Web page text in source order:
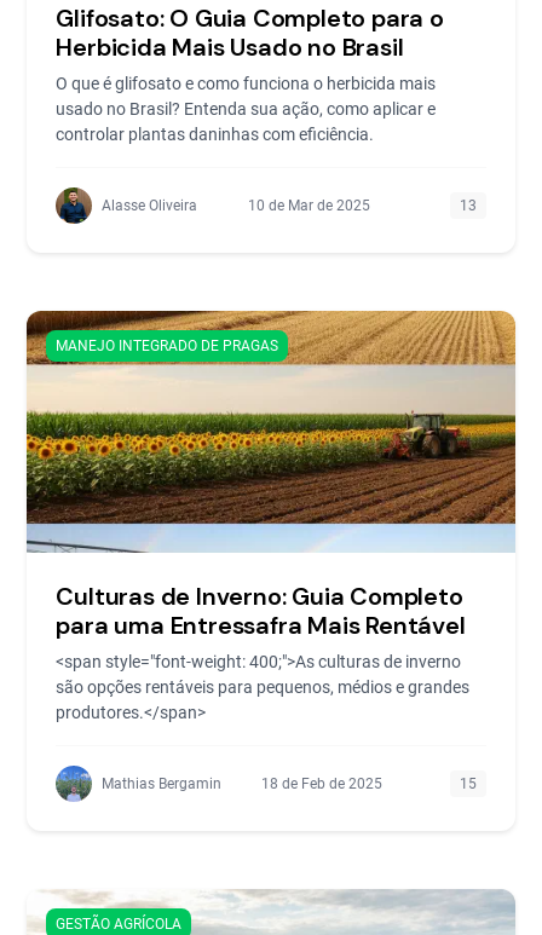
Glifosato: O Guia Completo para o
Herbicida Mais Usado no Brasil
O que é glifosato e como funciona o herbicida mais
usado no Brasil? Entenda sua ação, como aplicar e
controlar plantas daninhas com eficiência.
Alasse Oliveira 10 de Mar de 2025 13
MANEJO INTEGRADO DE PRAGAS
Culturas de Inverno: Guia Completo
para uma Entressafra Mais Rentável
<span style="font-weight: 400;">As culturas de inverno
são opções rentáveis para pequenos, médios e grandes
produtores.</span>
Mathias Bergamin 18 de Feb de 2025 15
GESTÃO AGRÍCOLA